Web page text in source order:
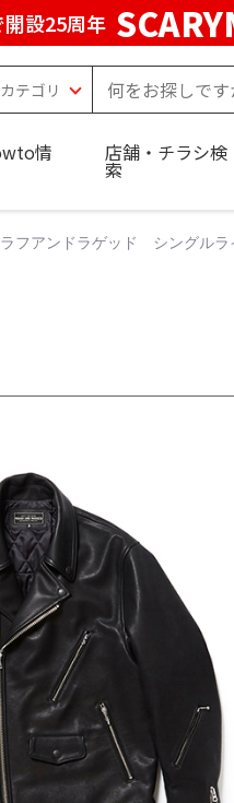
開設25周年
情 店舗・チラシ検
索
ラフアンドラゲッド シングルラ